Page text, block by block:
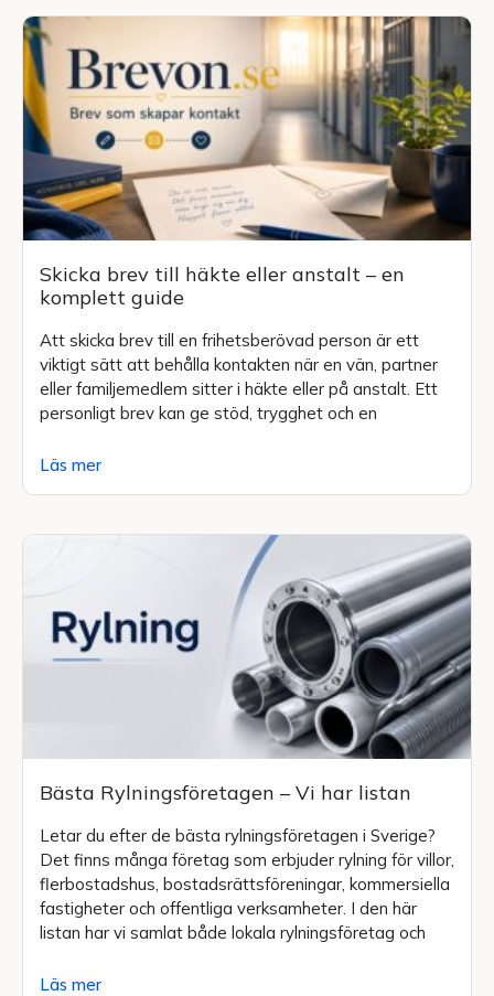
Skicka brev till häkte eller anstalt – en
komplett guide
Att skicka brev till en frihetsberövad person är ett
viktigt sätt att behålla kontakten när en vän, partner
eller familjemedlem sitter i häkte eller på anstalt. Ett
personligt brev kan ge stöd, trygghet och en
Läs mer
Bästa Rylningsföretagen – Vi har listan
Letar du efter de bästa rylningsföretagen i Sverige?
Det finns många företag som erbjuder rylning för villor,
flerbostadshus, bostadsrättsföreningar, kommersiella
fastigheter och offentliga verksamheter. I den här
listan har vi samlat både lokala rylningsföretag och
Läs mer